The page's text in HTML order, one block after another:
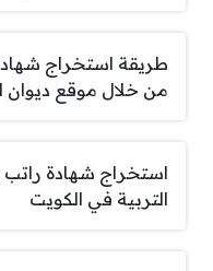
طريقة استخراج
من خلال موقع ديوان
استخراج شهادة راتب
التربية في الكويت